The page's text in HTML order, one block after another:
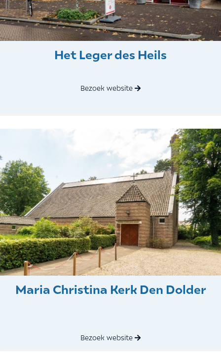
Het Leger des Heils
Bezoek website
Maria Christina Kerk Den Dolder
Bezoek website